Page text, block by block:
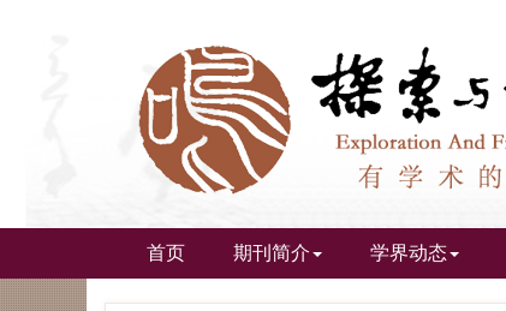
首页 期刊简介 学界动态